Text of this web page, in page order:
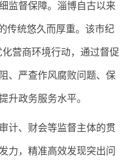
督保障。淄博自古以来
传统悠久而厚重。该市纪
营商环境行动，通过督促
、严查作风腐败问题、保
升政务服务水平。
、财会等监督主体的贯
力，精准高效发现突出问